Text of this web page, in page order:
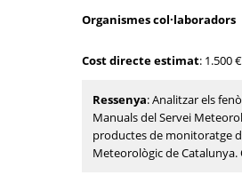
Organismes col·laboradors
Cost directe estimat: 1.500 €
Ressenya: Analitzar els
Manuals del Servei
productes de monitoratge
Meteorològic de